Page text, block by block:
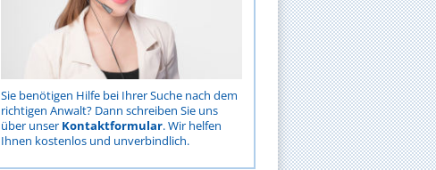
Sie benötigen Hilfe bei Ihrer Suche nach dem
richtigen Anwalt? Dann schreiben Sie uns
über unser Kontaktformular. Wir helfen
Ihnen kostenlos und unverbindlich.